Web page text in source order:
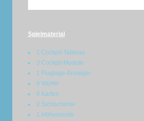
Spielmaterial
1 Cockpit-Tableau
3 Cockpit-Module
1 Fluglage-Anzeiger
9 Würfel
6 Karten
2 Sichtschirme
1 Höhenleiste